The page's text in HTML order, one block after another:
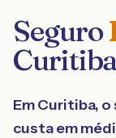
Seguro
EmCuritiba, o
custa em